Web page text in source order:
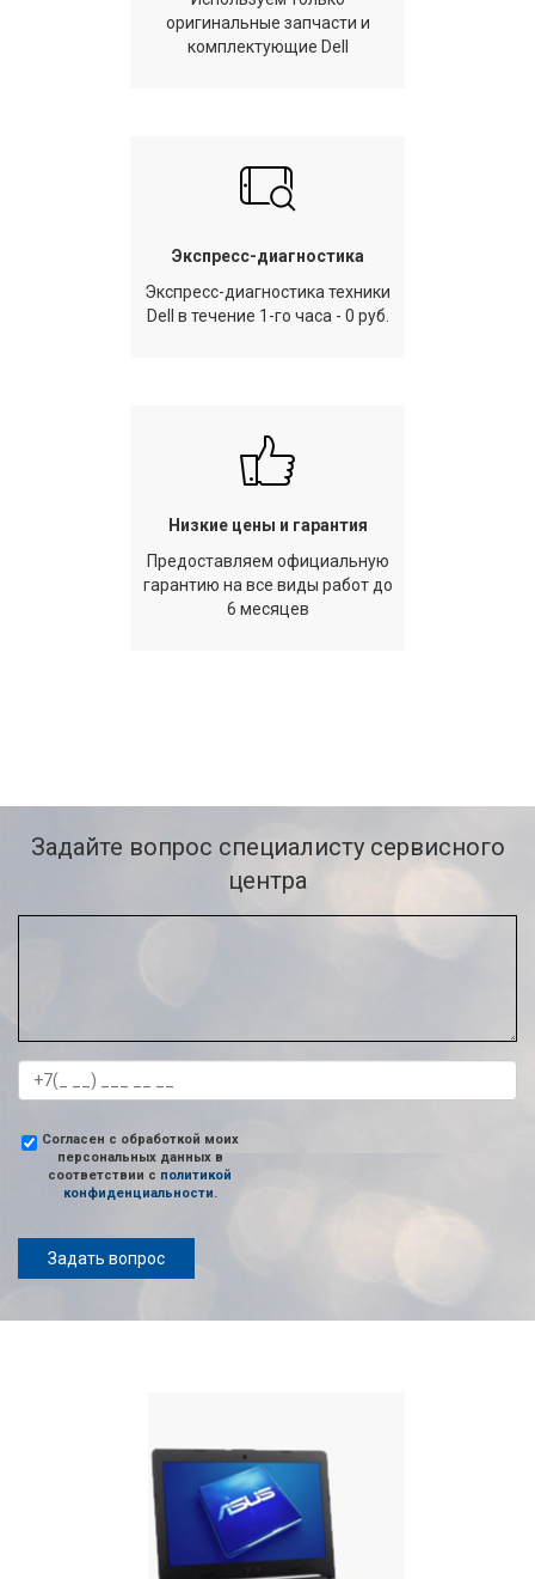
оригинальные запчасти и
комплектующие Dell
Экспресс-диагностика
Экспресс-диагностика техники
Dell в течение 1-го часа - 0 руб.
Низкие цены и гарантия
Предоставляем официальную
гарантию на все виды работ до
6 месяцев
Задайте вопрос специалисту сервисного
центра
Согласен с обработкой моих
персональных данных в
соответствии с политикой
конфиденциальности.
Задать вопрос